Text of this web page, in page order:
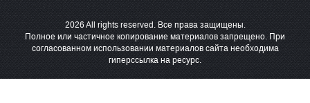
2026 All rights reserved. Все права защищены.
Полное или частичное копирование материалов запрещено. При
согласованном использовании материалов сайта необходима
гиперссылка на ресурс.